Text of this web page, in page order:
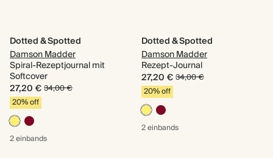
Dotted & Spotted
Damson Madder
Spiral-Rezeptjournal mit
Softcover
27,20 €34,00 €
20% off
2 einbands
Dotted & Spotted
Damson Madder
Rezept-Journal
27,20 €34,00 €
20% off
2 einbands